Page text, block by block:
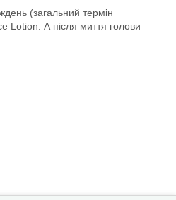
(загальний термін
Lotion. А після миття голови